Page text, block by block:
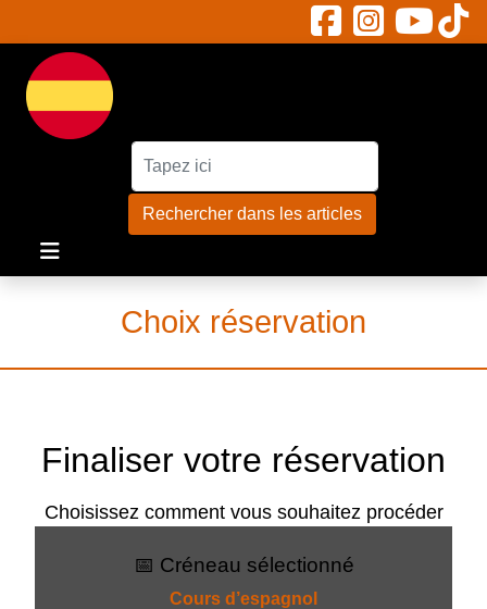
Rechercher dans les articles
Choix réservation
Finaliser votre réservation
Choisissez comment vous souhaitez procéder
📅 Créneau sélectionné
Cours d’espagnol